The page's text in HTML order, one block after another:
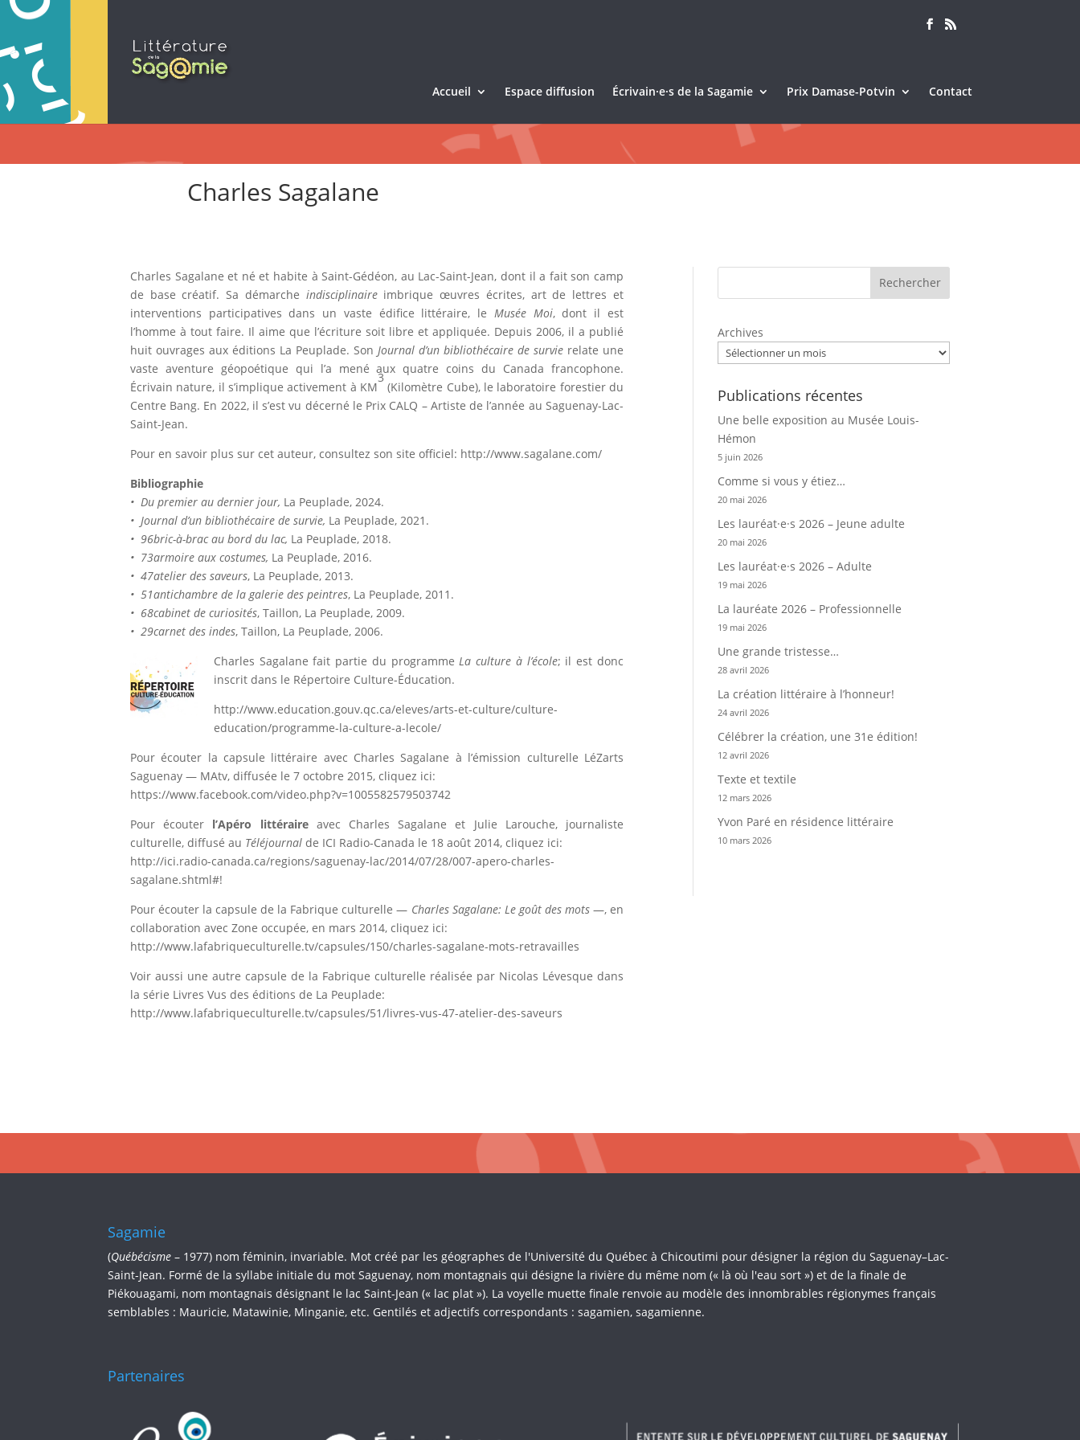
Accueil Espace diffusion Écrivain·e·s de la Sagamie Prix Damase-Potvin Contact
Charles Sagalane
Charles Sagalane et né et habite à Saint-Gédéon, au Lac-Saint-Jean, dont il a fait son camp
de base créatif. Sa démarche indisciplinaire imbrique œuvres écrites, art de lettres et
interventions participatives dans un vaste édifice littéraire, le Musée Moi, dont il est
l’homme à tout faire. Il aime que l’écriture soit libre et appliquée. Depuis 2006, il a publié
huit ouvrages aux éditions La Peuplade. Son Journal d’un bibliothécaire de survierelate une
vaste aventure géopoétique qui l’a mené aux quatre coins du Canada francophone.
Écrivain nature, il s’implique activement à KM
3
(Kilomètre Cube), le laboratoire forestier du
Centre Bang. En 2022, il s’est vu décerné le Prix CALQ – Artiste de l’année au Saguenay-Lac-
Saint-Jean.
Pour en savoir plus sur cet auteur, consultez son site officiel: http://www.sagalane.com/
Bibliographie
• Du premier au dernier jour, La Peuplade, 2024.
• Journal d’un bibliothécaire de survie, La Peuplade, 2021.
• 96bric-à-brac au bord du lac, La Peuplade, 2018.
• 73armoire aux costumes, La Peuplade, 2016.
• 47atelier des saveurs, La Peuplade, 2013.
• 51antichambre de la galerie des peintres, La Peuplade, 2011.
• 68cabinet de curiosités, Taillon, La Peuplade, 2009.
• 29carnet des indes, Taillon, La Peuplade, 2006.
Charles Sagalane fait partie du programme La culture à l’école; il est donc
inscrit dans le Répertoire Culture-Éducation.
http://www.education.gouv.qc.ca/eleves/arts-et-culture/culture-
education/programme-la-culture-a-lecole/
Pour écouter la capsule littéraire avec Charles Sagalane à l’émission culturelle LéZarts
Saguenay — MAtv, diffusée le 7 octobre 2015, cliquez ici:
https://www.facebook.com/video.php?v=1005582579503742
Pour écouter l’Apéro littéraireavec Charles Sagalane et Julie Larouche, journaliste
culturelle, diffusé au Téléjournal de ICI Radio-Canada le 18 août 2014, cliquez ici:
http://ici.radio-canada.ca/regions/saguenay-lac/2014/07/28/007-apero-charles-
sagalane.shtml#!
Pour écouter la capsule de la Fabrique culturelle — Charles Sagalane: Le goût des mots—, en
collaboration avec Zone occupée, en mars 2014, cliquez ici:
http://www.lafabriqueculturelle.tv/capsules/150/charles-sagalane-mots-retravailles
Voir aussi une autre capsule de la Fabrique culturelle réalisée par Nicolas Lévesque dans
la série Livres Vus des éditions de La Peuplade:
http://www.lafabriqueculturelle.tv/capsules/51/livres-vus-47-atelier-des-saveurs
Rechercher
Archives
Publications récentes
Une belle exposition au Musée Louis-
Hémon
5 juin 2026
Comme si vous y étiez…
20 mai 2026
Les lauréat·e·s 2026 – Jeune adulte
20 mai 2026
Les lauréat·e·s 2026 – Adulte
19 mai 2026
La lauréate 2026 – Professionnelle
19 mai 2026
Une grande tristesse…
28 avril 2026
La création littéraire à l’honneur!
24 avril 2026
Célébrer la création, une 31e édition!
12 avril 2026
Texte et textile
12 mars 2026
Yvon Paré en résidence littéraire
10 mars 2026
Sagamie
(Québécisme– 1977) nom féminin, invariable. Mot créé par les géographes de l'Université du Québec à Chicoutimi pour désigner la région du Saguenay–Lac-
Saint-Jean. Formé de la syllabe initiale du mot Saguenay, nom montagnais qui désigne la rivière du même nom (« là où l'eau sort ») et de la finale de
Piékouagami, nom montagnais désignant le lac Saint-Jean (« lac plat »). La voyelle muette finale renvoie au modèle des innombrables régionymes français
semblables : Mauricie, Matawinie, Minganie, etc. Gentilés et adjectifs correspondants : sagamien, sagamienne.
Partenaires